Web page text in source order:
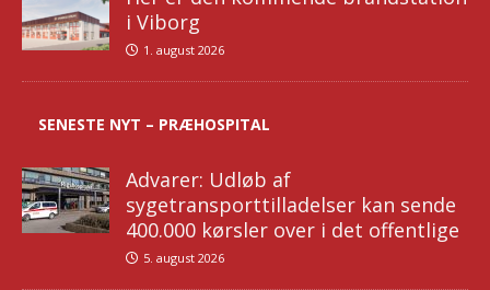
i Viborg
1. august 2026
SENESTE NYT – PRÆHOSPITAL
Advarer: Udløb af
sygetransporttilladelser kan sende
400.000 kørsler over i det offentlige
5. august 2026